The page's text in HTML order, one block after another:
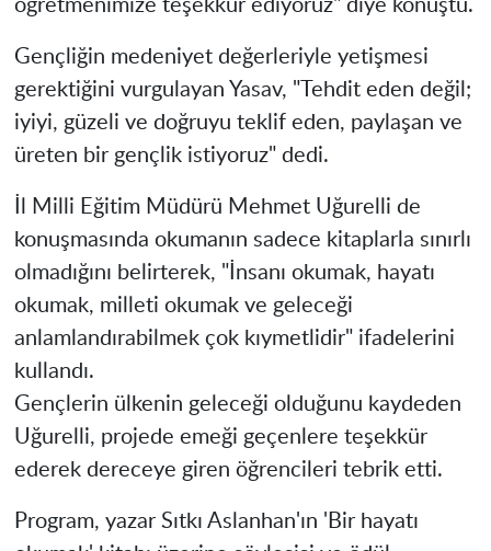
öğretmenimize teşekkür ediyoruz" diye konuştu.
Gençliğin medeniyet değerleriyle yetişmesi
gerektiğini vurgulayan Yasav, "Tehdit eden değil;
iyiyi, güzeli ve doğruyu teklif eden, paylaşan ve
üreten bir gençlik istiyoruz" dedi.
İl Milli Eğitim Müdürü Mehmet Uğurelli de
konuşmasında okumanın sadece kitaplarla sınırlı
olmadığını belirterek, "İnsanı okumak, hayatı
okumak, milleti okumak ve geleceği
anlamlandırabilmek çok kıymetlidir" ifadelerini
kullandı.
Gençlerin ülkenin geleceği olduğunu kaydeden
Uğurelli, projede emeği geçenlere teşekkür
ederek dereceye giren öğrencileri tebrik etti.
Program, yazar Sıtkı Aslanhan'ın 'Bir hayatı